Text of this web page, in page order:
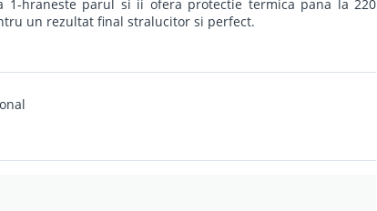
1-hraneste parul si ii ofera protectie termica pana la 220
un rezultat final stralucitor si perfect.